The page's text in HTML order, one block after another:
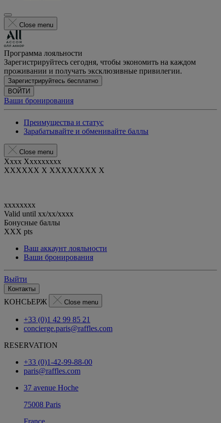
Close menu
Программа лояльности
Зарегистрируйтесь сегодня, чтобы экономить на каждом
проживании и получать эксклюзивные привилегии.
Зарегистрируйтесь бесплатно
ВОЙТИ
Ваши бронирования
Преимущества и статус
Зарабатывайте и обменивайте баллы
Close menu
Xxxx Xxxxxxxxx
XXXXXX X XXXXXXXX X
xxxxxxxx
Valid until xx/xx/xxxx
Бонусные баллы
XXX pts
Ваш аккаунт лояльности
Ваши бронирования
Выйти
Контакты
КОНСЬЕРЖ Close menu
+33 (0)1 42 99 85 21
concierge.paris@raffles.com
RESERVATION
+33 (0)1-42-99-88-00
paris@raffles.com
37 avenue Hoche
75008 Paris
France